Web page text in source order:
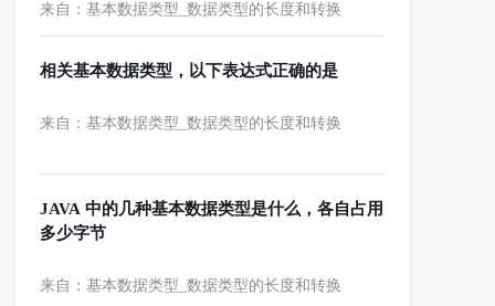
来自：基本数据类型_数据类型的长度和转换
相关基本数据类型，以下表达式正确的是
来自：基本数据类型_数据类型的长度和转换
JAVA 中的几种基本数据类型是什么，各自占用
多少字节
来自：基本数据类型_数据类型的长度和转换